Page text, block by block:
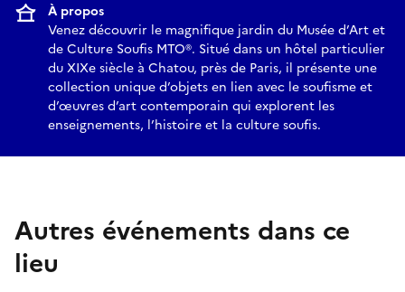
À propos
Venez découvrir le magnifique jardin du Musée d’Art et
de Culture Soufis MTO®. Situé dans un hôtel particulier
du XIXe siècle à Chatou, près de Paris, il présente une
collection unique d’objets en lien avec le soufisme et
d’œuvres d’art contemporain qui explorent les
enseignements, l’histoire et la culture soufis.
Autres événements dans ce
lieu